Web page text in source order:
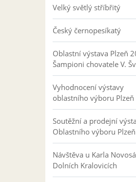
Velký světlý stříbřitý
Český černopesíkatý
Oblastní výstava Plzeň
Šampioni chovatele V.
Vyhodnocení výstavy
oblastního výboru Plzeň
Soutěžní a prodejní
Oblastního výboru
Návštěva u Karla
Dolních Kralovicích